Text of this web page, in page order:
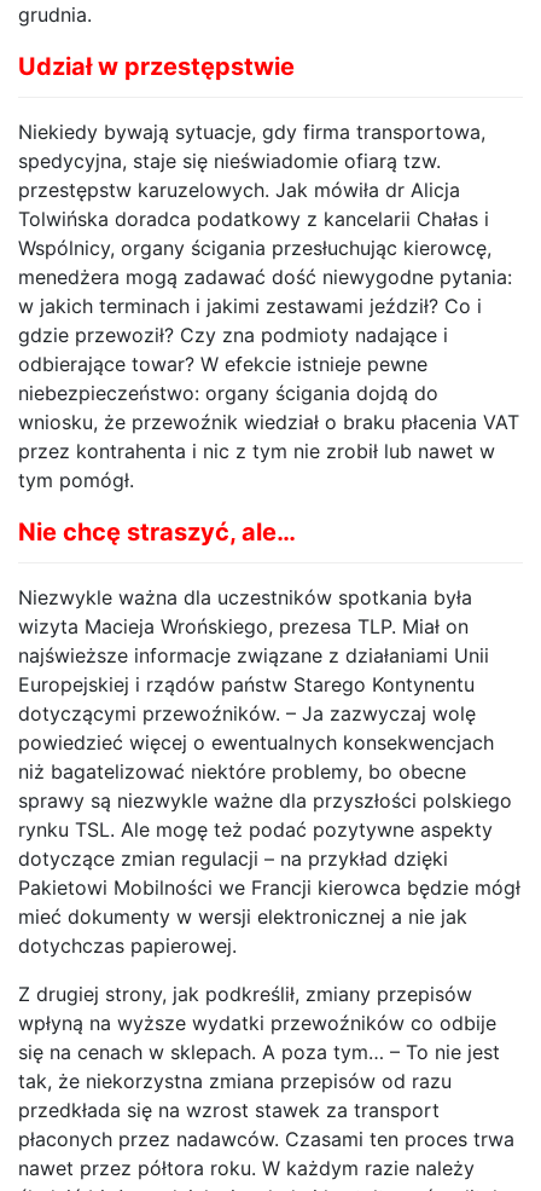
grudnia.
Udział w przestępstwie
Niekiedy bywają sytuacje, gdy firma transportowa,
spedycyjna, staje się nieświadomie ofiarą tzw.
przestępstw karuzelowych. Jak mówiła dr Alicja
Tolwińska doradca podatkowy z kancelarii Chałas i
Wspólnicy, organy ścigania przesłuchując kierowcę,
menedżera mogą zadawać dość niewygodne pytania:
w jakich terminach i jakimi zestawami jeździł? Co i
gdzie przewoził? Czy zna podmioty nadające i
odbierające towar? W efekcie istnieje pewne
niebezpieczeństwo: organy ścigania dojdą do
wniosku, że przewoźnik wiedział o braku płacenia VAT
przez kontrahenta i nic z tym nie zrobił lub nawet w
tym pomógł.
Nie chcę straszyć, ale…
Niezwykle ważna dla uczestników spotkania była
wizyta Macieja Wrońskiego, prezesa TLP. Miał on
najświeższe informacje związane z działaniami Unii
Europejskiej i rządów państw Starego Kontynentu
dotyczącymi przewoźników. – Ja zazwyczaj wolę
powiedzieć więcej o ewentualnych konsekwencjach
niż bagatelizować niektóre problemy, bo obecne
sprawy są niezwykle ważne dla przyszłości polskiego
rynku TSL. Ale mogę też podać pozytywne aspekty
dotyczące zmian regulacji – na przykład dzięki
Pakietowi Mobilności we Francji kierowca będzie mógł
mieć dokumenty w wersji elektronicznej a nie jak
dotychczas papierowej.
Z drugiej strony, jak podkreślił, zmiany przepisów
wpłyną na wyższe wydatki przewoźników co odbije
się na cenach w sklepach. A poza tym… – To nie jest
tak, że niekorzystna zmiana przepisów od razu
przedkłada się na wzrost stawek za transport
płaconych przez nadawców. Czasami ten proces trwa
nawet przez półtora roku. W każdym razie należy